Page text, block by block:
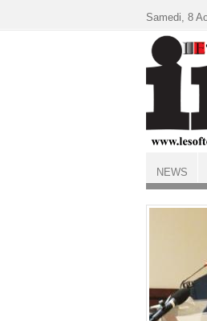
ACCUEIL
Samedi, 8
NEWS